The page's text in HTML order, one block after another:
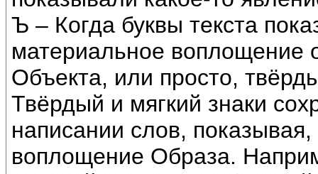
Ъ – Когда буквы текста
материальное воплощение
Объекта, или просто,
Твёрдый и мягкий знаки
написании слов,
воплощение Образа.